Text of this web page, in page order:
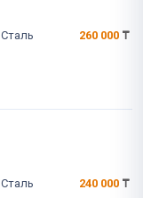
Сталь 260 000 ₸
Сталь 240 000 ₸